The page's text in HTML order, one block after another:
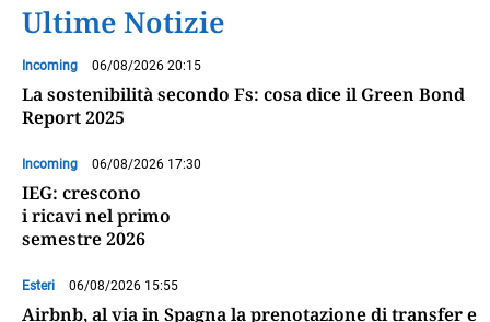
Ultime Notizie
Incoming 06/08/2026 20:15
La sostenibilità secondo Fs: cosa dice il Green Bond
Report 2025
Incoming 06/08/2026 17:30
IEG: crescono
i ricavi nel primo
semestre 2026
Esteri 06/08/2026 15:55
Airbnb, al via in Spagna la prenotazione di transfer e